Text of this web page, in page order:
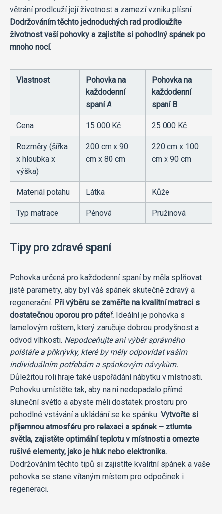
větrání prodlouží její životnost a zamezí vzniku plísní.
Dodržováním těchto jednoduchých rad prodloužíte
životnost vaší pohovky a zajistíte si pohodlný spánek po
mnoho nocí.
Vlastnost
Pohovka na
každodenní
spaní A
Pohovka na
každodenní
spaní B
Cena 15 000 Kč 25 000 Kč
Rozměry (šířka
x hloubka x
výška)
200 cm x 90
cm x 80 cm
220 cm x 100
cm x 90 cm
Materiál potahu Látka Kůže
Typ matrace Pěnová Pružinová
Tipy pro zdravé spaní
Pohovka určená pro každodenní spaní by měla splňovat
jisté parametry, aby byl váš spánek skutečně zdravý a
regenerační. Při výběru se zaměřte na kvalitní matraci s
dostatečnou oporou pro páteř. Ideální je pohovka s
lamelovým roštem, který zaručuje dobrou prodyšnost a
odvod vlhkosti. Nepodceňujte ani výběr správného
polštáře a přikrývky, které by měly odpovídat vašim
individuálním potřebám a spánkovým návykům.
Důležitou roli hraje také uspořádání nábytku v místnosti.
Pohovku umístěte tak, aby na ni nedopadalo přímé
sluneční světlo a abyste měli dostatek prostoru pro
pohodlné vstávání a ukládání se ke spánku. Vytvořte si
příjemnou atmosféru pro relaxaci a spánek – ztlumte
světla, zajistěte optimální teplotu v místnosti a omezte
rušivé elementy, jako je hluk nebo elektronika.
Dodržováním těchto tipů si zajistíte kvalitní spánek a vaše
pohovka se stane vítaným místem pro odpočinek i
regeneraci.